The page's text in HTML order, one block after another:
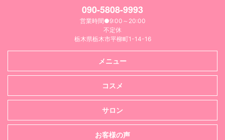
090-5808-9993
営業時間●9:00～20:00
不定休
栃木県栃木市平柳町1-14-16
メニュー
コスメ
サロン
お客様の声